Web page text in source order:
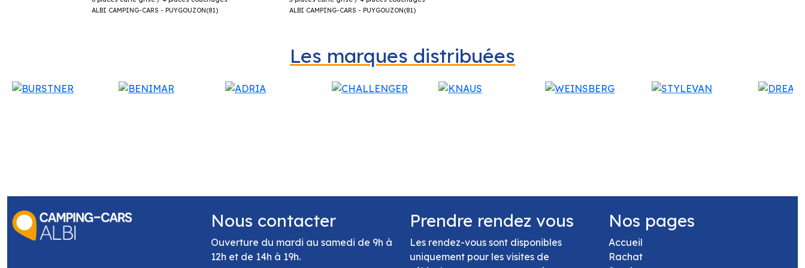
ALBI CAMPING-CARS - PUYGOUZON(81)
ALBI CAMPING-CARS - PUYGOUZON(81)
Les marques distribuées
Nous contacter
Ouverture du mardi au samedi de 9h à
12h et de 14h à 19h.
Prendre rendez vous
Les rendez-vous sont disponibles
uniquement pour les visites de
Nos pages
Accueil
Rachat